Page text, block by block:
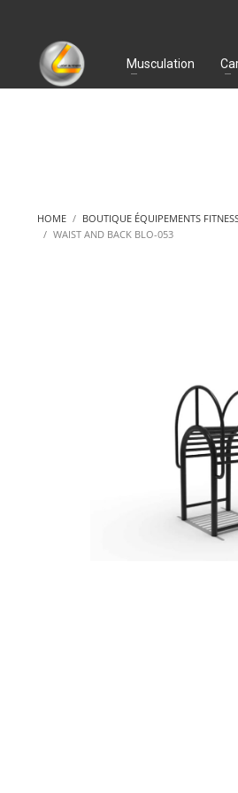
Musculation
HOME BOUTIQUE ÉQUIPEMENTS
WAIST AND BACK BLO-053